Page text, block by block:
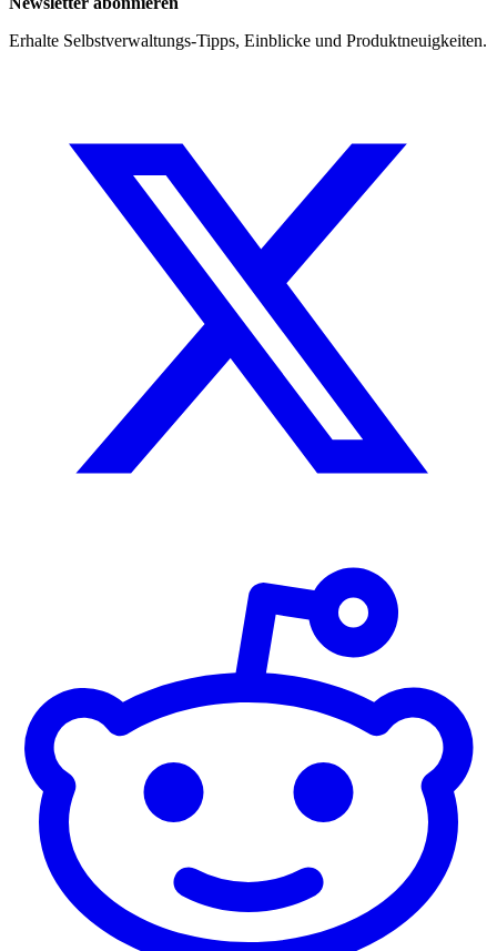
Erhalte Selbstverwaltungs-Tipps, Einblicke und Produktneuigkeiten.